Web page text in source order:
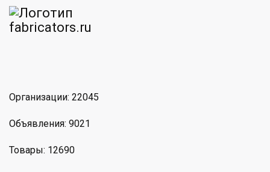
Организации: 22045
Объявления: 9021
Товары: 12690